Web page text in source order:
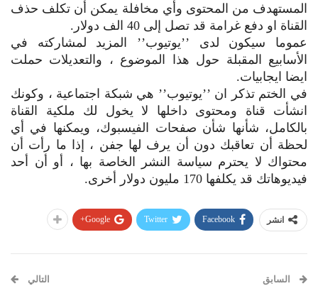
المستهدف من المحتوى وأي مخافلة يمكن أن تكلف حذف
القناة او دفع غرامة قد تصل إلى 40 الف دولار.
عموما سيكون لدى ’’يوتيوب’’ المزيد لمشاركته في
الأسابيع المقبلة حول هذا الموضوع ، والتعديلات حملت
ايضا ايجابيات.
في الختم تذكر ان ’’يوتيوب’’ هي شبكة اجتماعية ، وكونك
انشأت قناة ومحتوى داخلها لا يخول لك ملكية القناة
بالكامل، شأنها شأن صفحات الفيسبوك، ويمكنها في أي
لحظة أن تعاقبك دون أن يرف لها جفن ، إذا ما رأت أن
محتواك لا يحترم سياسة النشر الخاصة بها ، أو أن أحد
فيديوهاتك قد يكلفها 170 مليون دولار أخرى.
انشر Facebook
Twitter
Google+
السابق التالي